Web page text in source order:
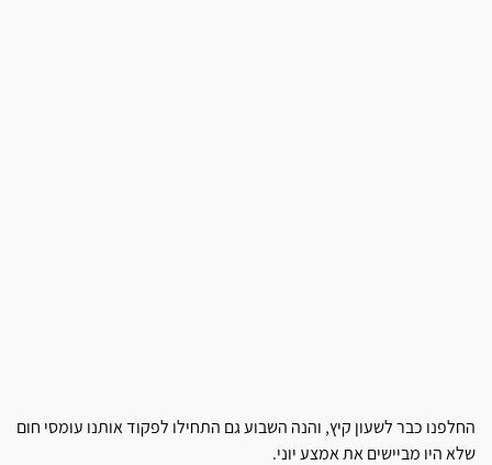
החלפנו כבר לשעון קיץ, והנה השבוע גם התחילו לפקוד אותנו עומסי חום
שלא היו מביישים את אמצע יוני.